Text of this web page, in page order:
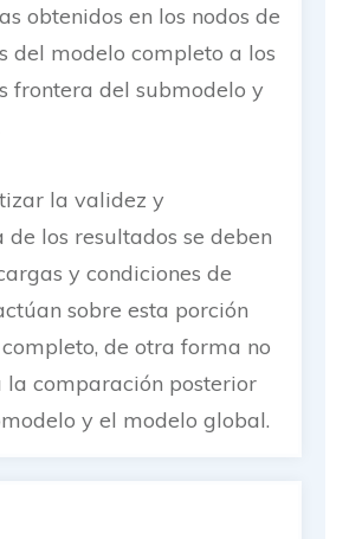
obtenidos en los nodos de
del modelo completo a los
frontera del submodelo y
la validez y
de los resultados se deben
y condiciones de
sobre esta porción
de otra forma no
comparación posterior
y el modelo global.